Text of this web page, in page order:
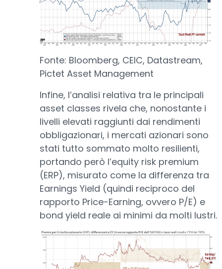
Fonte: Bloomberg, CEIC, Datastream,
Pictet Asset Management
Infine, l’analisi relativa tra le principali
asset classes rivela che, nonostante i
livelli elevati raggiunti dai rendimenti
obbligazionari, i mercati azionari sono
stati tutto sommato molto resilienti,
portando però l’equity risk premium
(ERP), misurato come la differenza tra
Earnings Yield (quindi reciproco del
rapporto Price-Earning, ovvero P/E) e
bond yield reale ai minimi da molti lustri.